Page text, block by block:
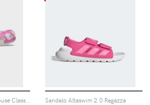
Sandalo Sabot Minnie Mouse Classic Clog Ragazza Sandalo Altaswim 2.0 Ragazza